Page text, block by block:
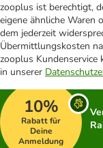
zooplus ist berechtigt,
eigene ähnliche Waren
dem jederzeit
Übermittlungskosten
zooplus
in unserer
10%
Rabatt für
Deine
Anmeldung